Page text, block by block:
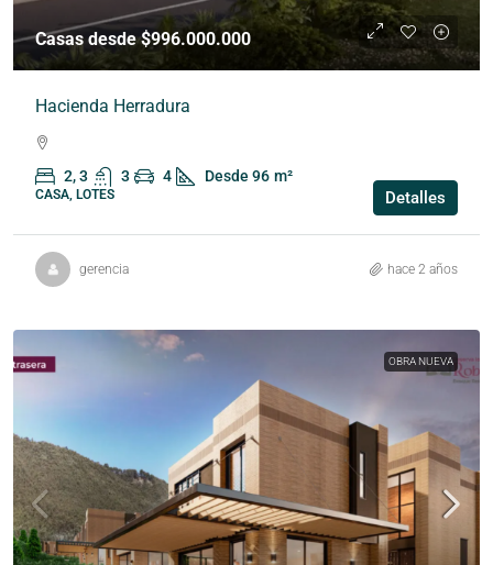
Casas desde $996.000.000
Hacienda Herradura
2, 3 3 4 Desde 96 m²
CASA, LOTES Detalles
gerencia hace 2 años
OBRA NUEVA